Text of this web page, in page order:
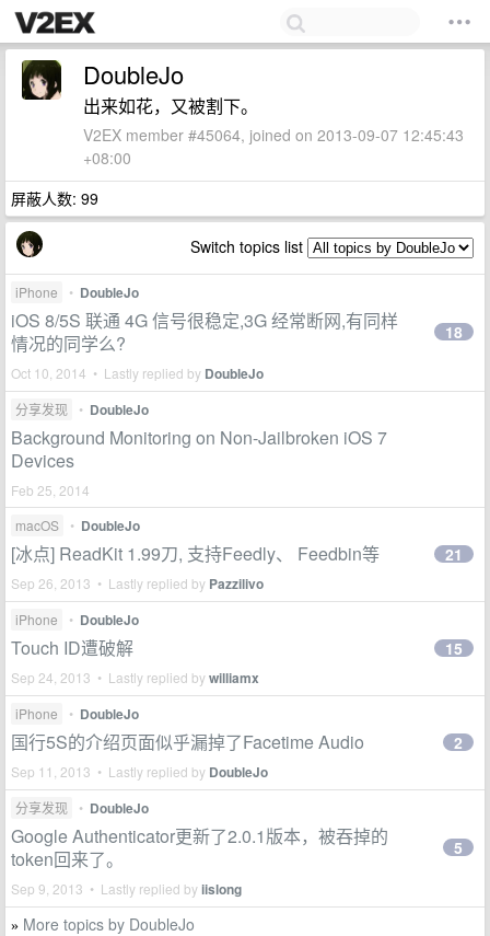
DoubleJo
出来如花，又被割下。
V2EX member #45064, joined on 2013-09-07 12:45:43
+08:00
屏蔽人数: 99
Switch topics list
iPhone • DoubleJo
iOS 8/5S 联通 4G 信号很稳定,3G 经常断网,有同样
情况的同学么?
Oct 10, 2014 • Lastly replied by DoubleJo
18
分享发现 • DoubleJo
Background Monitoring on Non-Jailbroken iOS 7
Devices
Feb 25, 2014
macOS
• DoubleJo
[冰点] ReadKit 1.99刀, 支持Feedly、 Feedbin等
Sep 26, 2013 • Lastly replied by Pazzilivo
21
iPhone • DoubleJo
Touch ID遭破解
Sep 24, 2013 • Lastly replied bywilliamx
15
iPhone • DoubleJo
国行5S的介绍页面似乎漏掉了Facetime Audio
Sep 11, 2013 • Lastly replied by DoubleJo
2
分享发现 • DoubleJo
Google Authenticator更新了2.0.1版本，被吞掉的
token回来了。
Sep 9, 2013 • Lastly replied byiislong
5
» More topics by DoubleJo